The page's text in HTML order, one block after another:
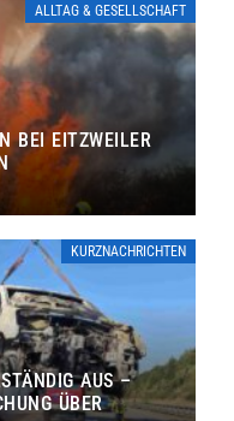
ALLTAG & GESELLSCHAFT
BEI EITZWEILER
KURZNACHRICHTEN
AUS –
ÜBER